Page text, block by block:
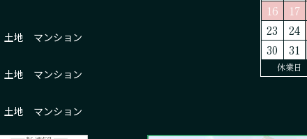
土地 マンション
土地 マンション
土地 マンション
16
17
23
24
30
31
休業日